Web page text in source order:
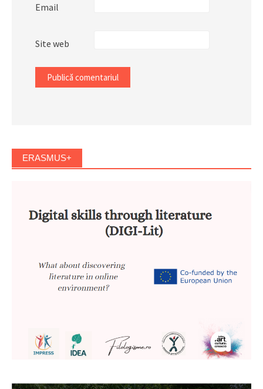
Email
Site web
ERASMUS+